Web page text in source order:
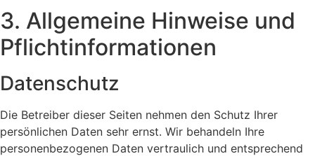
3. Allgemeine Hinweise und
Pflicht­informationen
Datenschutz
Die Betreiber dieser Seiten nehmen den Schutz Ihrer
persönlichen Daten sehr ernst. Wir behandeln Ihre
personenbezogenen Daten vertraulich und entsprechend